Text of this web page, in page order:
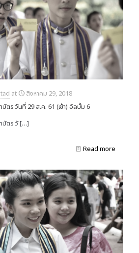
at
สิงหาคม 29, 2018
ตร วันที่ 29 ส.ค. 61 (เช้า) อัลบั้ม 6
บัตร วั[…]
Read more